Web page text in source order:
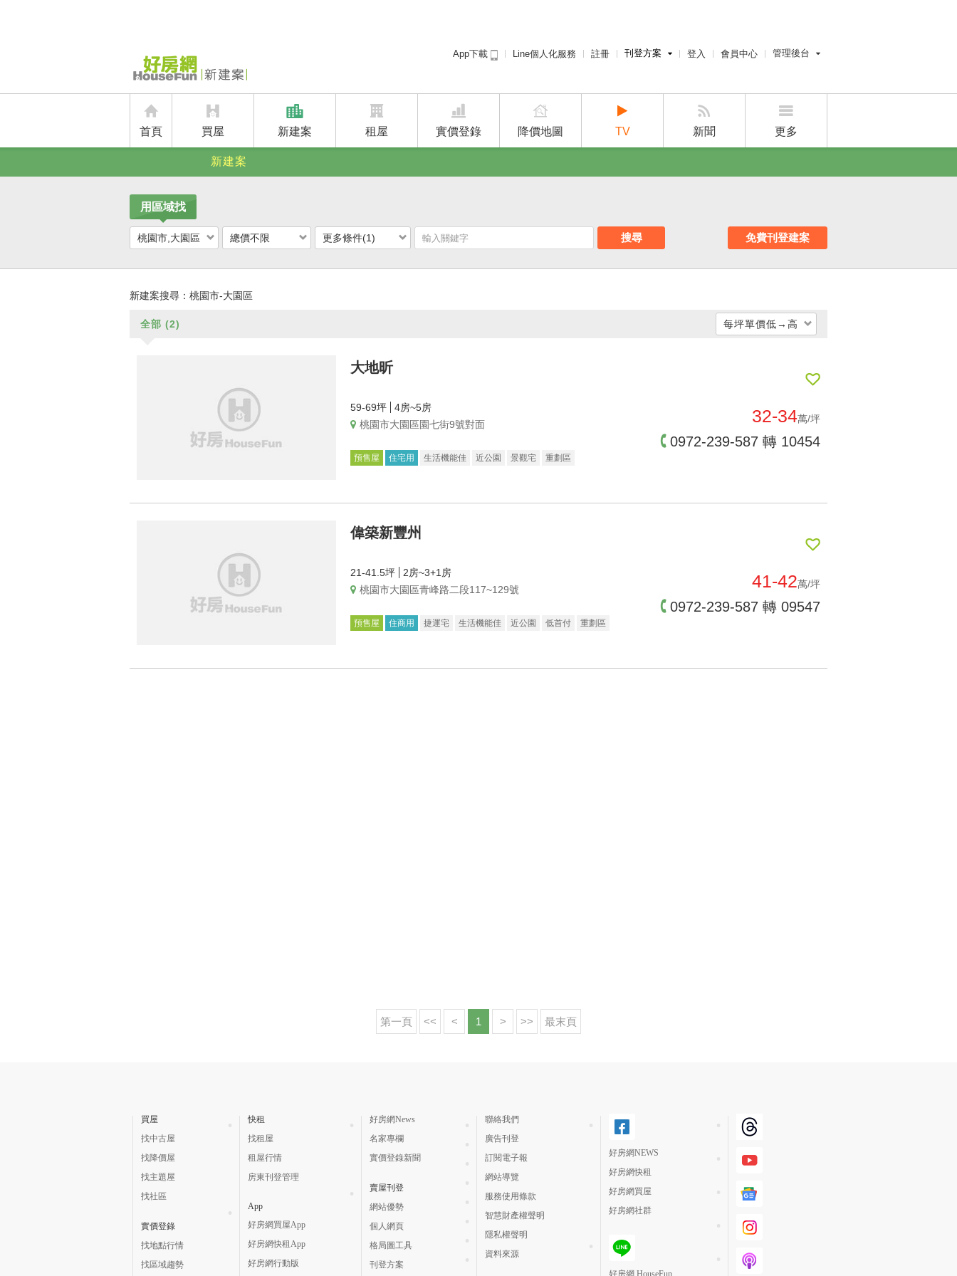
App下載 Line個人化服務 註冊 刊登方案
廣告刊登
建案刊登
登入 會員中心 管理後台
屋主管理後台
首頁 買屋 新建案 租屋 實價登錄 降價地圖 TV 新聞 更多
新建案
用區域找
桃園市,大園區 總價不限 更多條件(1) 搜尋 免費刊登建案
新建案搜尋： 桃園市-大園區
全部 (2) 每坪單價低→高
公開銷售時間近->遠
交屋時間遠->近
大地昕
59-69坪
4房~5房
桃園市大園區園七街9號對面
0972-239-587 轉 10454
32-34萬/坪
預售屋 住宅用 生活機能佳 近公園 景觀宅 重劃區
偉築新豐州
21-41.5坪
2房~3+1房
桃園市大園區青峰路二段117~129號
0972-239-587 轉 09547
41-42萬/坪
預售屋 住商用 捷運宅 生活機能佳 近公園 低首付 重劃區
第一頁 << < 1 > >> 最末頁
買屋
找中古屋
找降價屋
找主題屋
找社區
實價登錄
找地點行情
找區域趨勢
快租
找租屋
租屋行情
房東刊登管理
App
好房網買屋App
好房網快租App
好房網行動版
好房網News
名家專欄
實價登錄新聞
賣屋刊登
網站優勢
個人網頁
格局圖工具
刊登方案
聯絡我們
廣告刊登
訂閱電子報
網站導覽
服務使用條款
智慧財產權聲明
隱私權聲明
資料來源
好房網NEWS
好房網快租
好房網買屋
好房網社群
好房網 HouseFun